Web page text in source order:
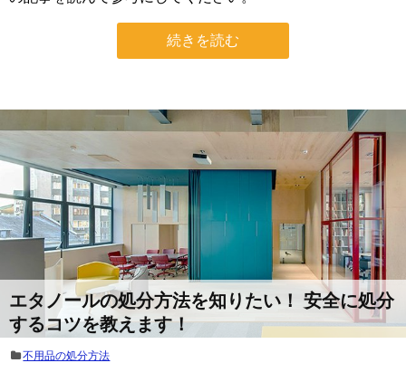
続きを読む
エタノールの処分方法を知りたい！ 安全に処分
するコツを教えます！
不用品の処分方法